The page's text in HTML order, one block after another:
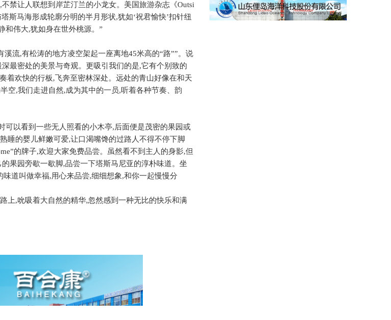
,不禁让人联想到岸芷汀兰的小龙女。美国旅游杂志《Outsi
斯马海形成轮廓分明的半月形状,犹如‘祝君愉快’扣针纽
和伟大,犹如身在世外桃源。”
溪流,有松涛的地方凌空架起一座离地45米高的“路””。说
深最密处的美景与奇观。更吸引我们的是,它有个别致的
奏着欢快的行板,飞奔至密林深处。远处的青山好像在和天
空,我们走进自然,成为其中的一员,听着各种节奏、韵
可以看到一些无人照看的小木亭,后面便是茂密的果园或
睡的婴儿鲜嫩可爱,让口渴嘴馋的过路人不得不停下脚
”的牌子,欢迎大家免费品尝。虽然看不到主人的身影,但
果园旁歇一歇脚,品尝一下塔斯马尼亚的淳朴味道。坐
味道叫做幸福,用心来品尝,细细想象,和你一起慢慢分
上,吮吸着大自然的精华,忽然感到一种无比的快乐和满